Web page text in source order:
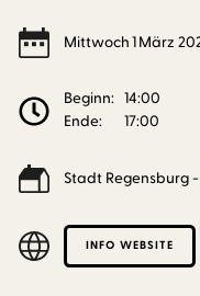
Mittwoch1März
Beginn: 14:00
Ende:
17:00
Stadt Regensburg
INFO WEBSITE